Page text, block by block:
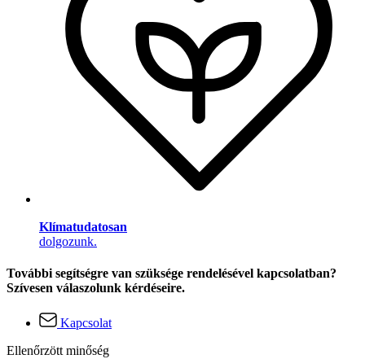
Klímatudatosan
dolgozunk.
További segítségre van szüksége rendelésével kapcsolatban?
Szívesen válaszolunk kérdéseire.
Kapcsolat
Ellenőrzött minőség